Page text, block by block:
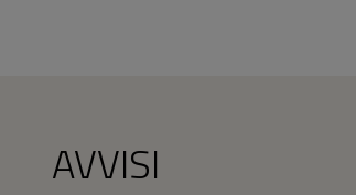
AVVISI